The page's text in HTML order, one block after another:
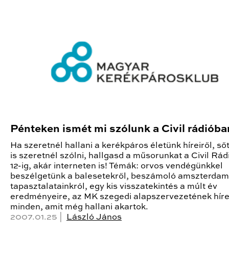
Pénteken ismét mi szólunk a Civil
Ha szeretnél hallani a kerékpáros életünk híreiről,
is szeretnél szólni, hallgasd a műsorunkat a Civil
12-ig, akár interneten is! Témák: orvos vendégünkkel
beszélgetünk a balesetekről, beszámoló
tapasztalatainkról, egy kis visszatekintés a múlt év
eredményeire, az MK szegedi alapszervezetének
minden, amit még hallani akartok.
2007.01.25 |
László János